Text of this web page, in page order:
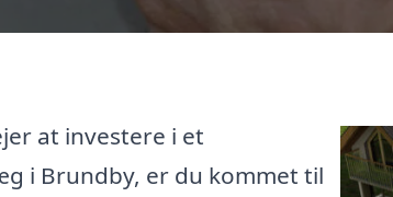
at investere i et
i Brundby, er du kommet til